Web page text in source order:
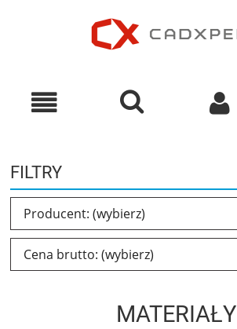
FILTRY
Producent: (wybierz)
Cena brutto: (wybierz)
MATERIAŁY